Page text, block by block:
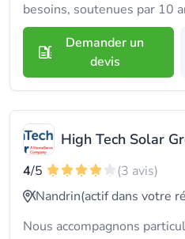
besoins, soutenues par 10
Demander un
devis
High Tech Solar
4/5
(3 avis)
Nandrin(actif dans votre
Nous accompagnons